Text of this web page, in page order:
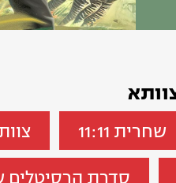
שחרית 11:11
סדרת הרסיטלים